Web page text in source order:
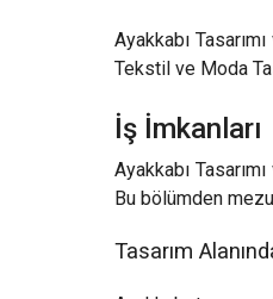
Ayakkabı
Tekstil ve Moda
İş İmkanları
Ayakkabı
Bu bölümden
Tasarım